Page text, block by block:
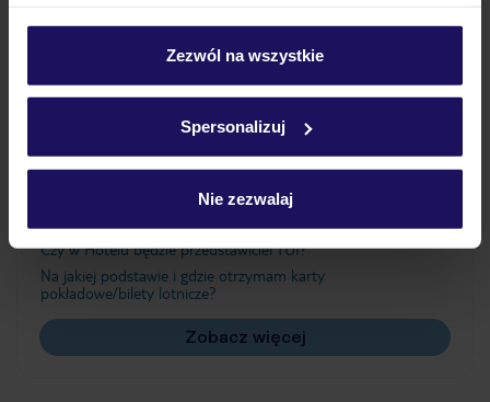
personalizować swój wybór wchodząc w zakładkę
Szczegółowe informacje o plikach cookie znajdziesz
Zezwól na wszystkie
Spersonalizuj
Nie zezwalaj
Ważne informacje
Często zadawane pytania
Czy w Hotelu będzie przedstawiciel TUI?
Na jakiej podstawie i gdzie otrzymam karty
pokładowe/bilety lotnicze?
Zobacz więcej